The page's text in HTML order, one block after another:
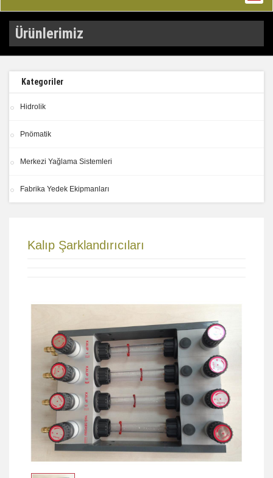
Ürünlerimiz
Kategoriler
Hidrolik
Pnömatik
Merkezi Yağlama Sistemleri
Fabrika Yedek Ekipmanları
Kalıp Şarklandırıcıları